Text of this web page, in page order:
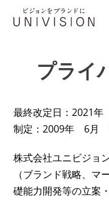
プライ
最終改定日：2021
制定：2009年 6月
株式会社ユニビジョ
（ブランド戦略、マ
礎能力開発等の立案